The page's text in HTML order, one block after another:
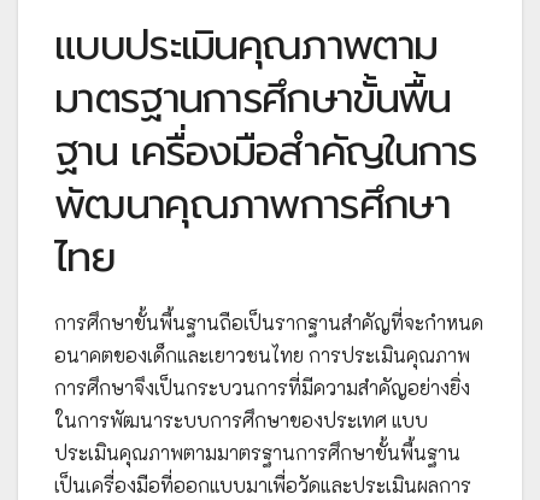
แบบประเมินคุณภาพตาม
มาตรฐานการศึกษาขั้นพื้น
ฐาน เครื่องมือสำคัญในการ
พัฒนาคุณภาพการศึกษา
ไทย
การศึกษาขั้นพื้นฐานถือเป็นรากฐานสำคัญที่จะกำหนด
อนาคตของเด็กและเยาวชนไทย การประเมินคุณภาพ
การศึกษาจึงเป็นกระบวนการที่มีความสำคัญอย่างยิ่ง
ในการพัฒนาระบบการศึกษาของประเทศ แบบ
ประเมินคุณภาพตามมาตรฐานการศึกษาขั้นพื้นฐาน
เป็นเครื่องมือที่ออกแบบมาเพื่อวัดและประเมินผลการ